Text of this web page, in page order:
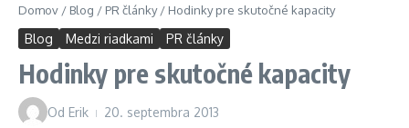
Domov / Blog / PR články/ Hodinky pre skutočné kapacity
Blog Medzi riadkami PR články
Hodinky pre skutočné kapacity
Od Erik 20. septembra 2013